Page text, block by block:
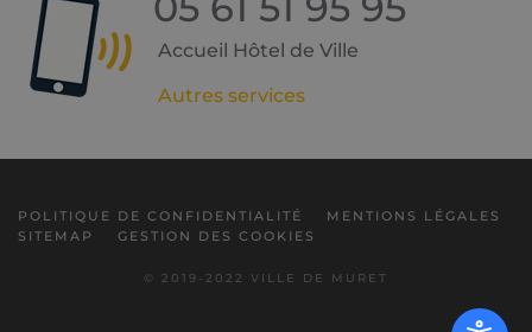
Accueil Hôtel de Ville
Autres services
POLITIQUE DE CONFIDENTIALITÉ
MENTIONS LÉGALES
SITEMAP
GESTION DES COOKIES
© 2019-2022 VILLE DE MURET